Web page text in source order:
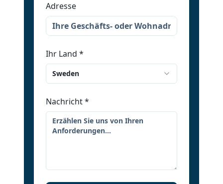
Adresse
Ihr Land *
Sweden
Nachricht*